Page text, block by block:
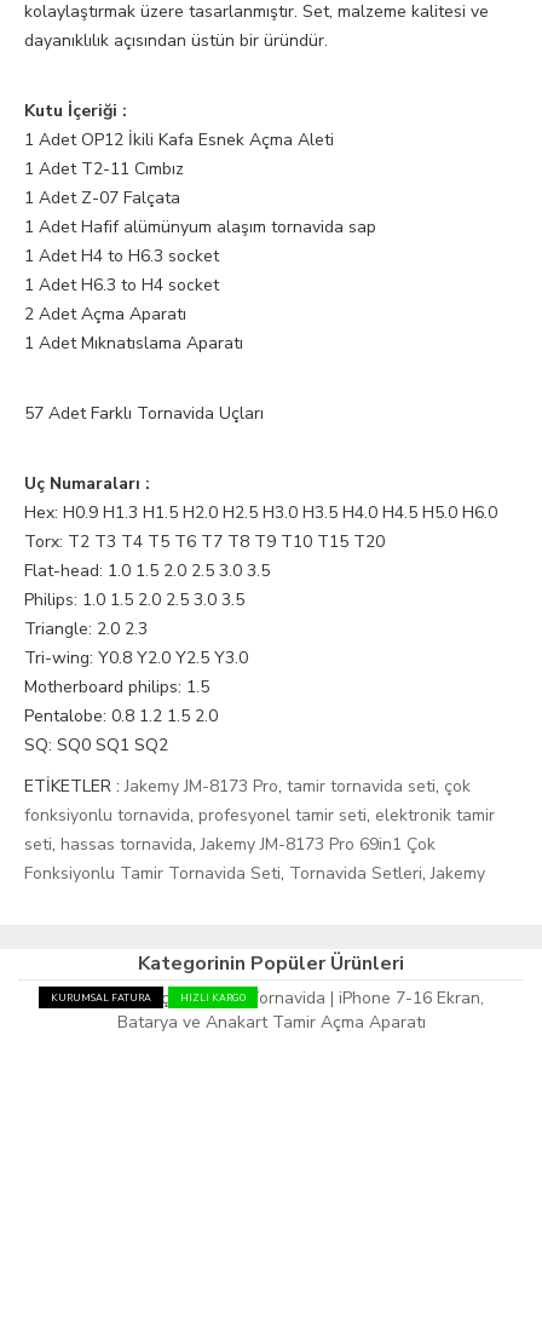
kolaylaştırmak üzere tasarlanmıştır. Set, malzeme kalitesi ve
dayanıklılık açısından üstün bir üründür.
Kutu İçeriği :
1 Adet OP12 İkili Kafa Esnek Açma Aleti
1 Adet T2-11 Cımbız
1 Adet Z-07 Falçata
1 Adet Hafif alümünyum alaşım tornavida sap
1 Adet H4 to H6.3 socket
1 Adet H6.3 to H4 socket
2 Adet Açma Aparatı
1 Adet Mıknatıslama Aparatı
57 Adet Farklı Tornavida Uçları
Uç Numaraları :
Hex: H0.9 H1.3 H1.5 H2.0 H2.5 H3.0 H3.5 H4.0 H4.5 H5.0 H6.0
Torx: T2 T3 T4 T5 T6 T7 T8 T9 T10 T15 T20
Flat-head: 1.0 1.5 2.0 2.5 3.0 3.5
Philips: 1.0 1.5 2.0 2.5 3.0 3.5
Triangle: 2.0 2.3
Tri-wing: Y0.8 Y2.0 Y2.5 Y3.0
Motherboard philips: 1.5
Pentalobe: 0.8 1.2 1.5 2.0
SQ: SQ0 SQ1 SQ2
ETİKETLER :Jakemy JM-8173 Pro, tamir tornavida seti, çok
fonksiyonlu tornavida, profesyonel tamir seti, elektronik tamir
seti, hassas tornavida,Jakemy JM-8173 Pro 69in1 Çok
Fonksiyonlu Tamir Tornavida Seti, Tornavida Setleri,Jakemy
Kategorinin Popüler Ürünleri
KURUMSAL FATURA HIZLI KARGO